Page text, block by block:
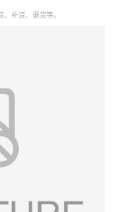
补货、退货等。